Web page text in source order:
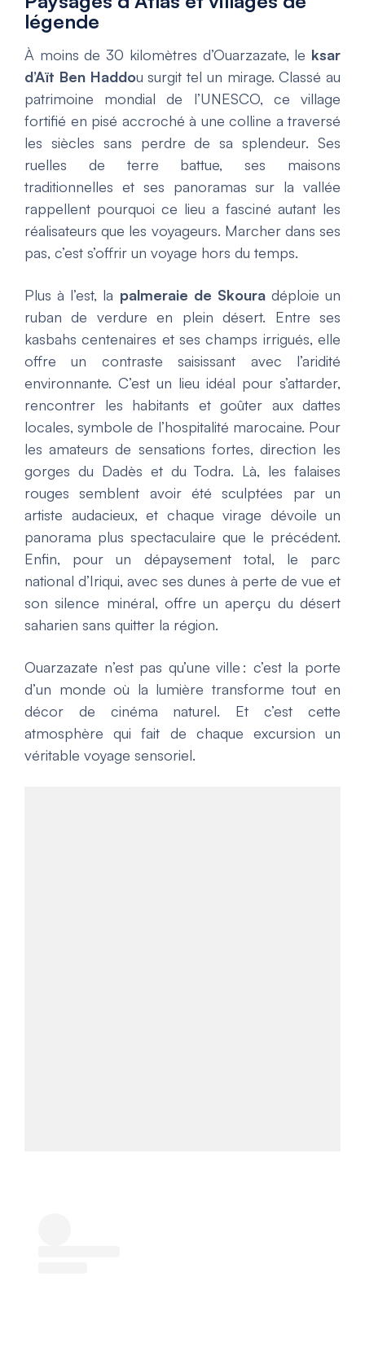
légende
À moins de 30 kilomètres d’Ouarzazate, le ksar
d’Aït Ben Haddou surgit tel un mirage. Classé au
patrimoine mondial de l’UNESCO, ce village
fortifié en pisé accroché à une colline a traversé
les siècles sans perdre de sa splendeur. Ses
ruelles de terre battue, ses maisons
traditionnelles et ses panoramas sur la vallée
rappellent pourquoi ce lieu a fasciné autant les
réalisateurs que les voyageurs. Marcher dans ses
pas, c’est s’offrir un voyage hors du temps.
Plus à l’est, la palmeraie de Skouradéploie un
ruban de verdure en plein désert. Entre ses
kasbahs centenaires et ses champs irrigués, elle
offre un contraste saisissant avec l’aridité
environnante. C’est un lieu idéal pour s’attarder,
rencontrer les habitants et goûter aux dattes
locales, symbole de l’hospitalité marocaine. Pour
les amateurs de sensations fortes, direction les
gorges du Dadès et du Todra. Là, les falaises
rouges semblent avoir été sculptées par un
artiste audacieux, et chaque virage dévoile un
panorama plus spectaculaire que le précédent.
Enfin, pour un dépaysement total, le parc
national d’Iriqui, avec ses dunes à perte de vue et
son silence minéral, offre un aperçu du désert
saharien sans quitter la région.
Ouarzazate n’est pas qu’une ville : c’est la porte
d’un monde où la lumière transforme tout en
décor de cinéma naturel. Et c’est cette
atmosphère qui fait de chaque excursion un
véritable voyage sensoriel.